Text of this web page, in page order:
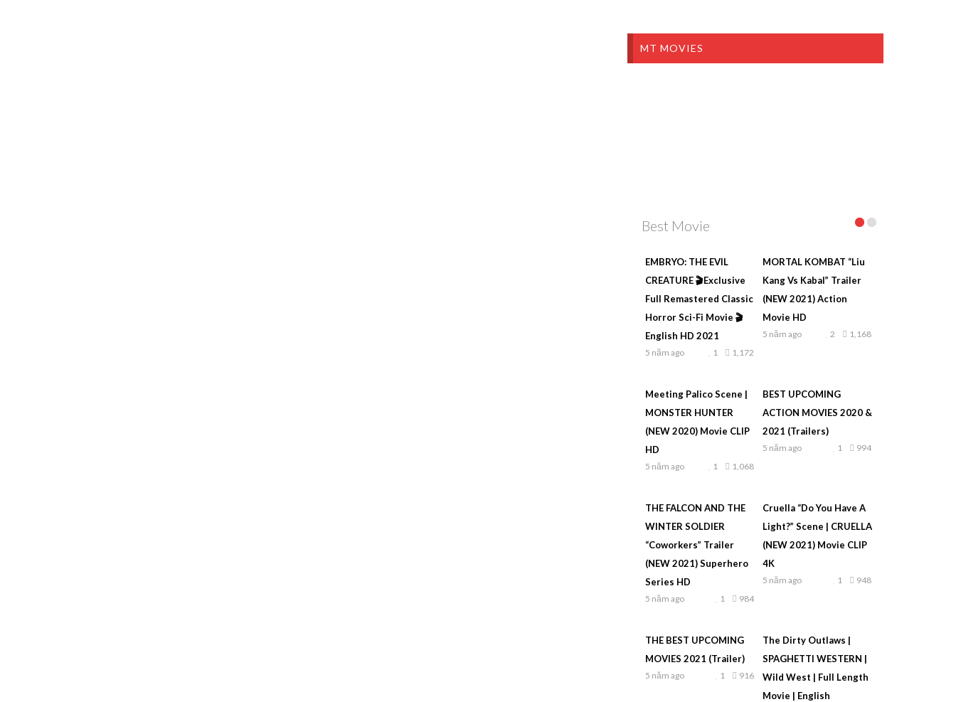
MT MOVIES
Best Movie
EMBRYO: THE EVIL
CREATURE 🎬Exclusive
Full Remastered Classic
Horror Sci-Fi Movie 🎬
English HD 2021
5 năm ago 1,172
1
MORTAL KOMBAT “Liu
Kang Vs Kabal” Trailer
(NEW 2021) Action
Movie HD
5 năm ago 1,168
2
Meeting Palico Scene |
MONSTER HUNTER
(NEW 2020) Movie CLIP
HD
5 năm ago 1,068
1
BEST UPCOMING
ACTION MOVIES 2020 &
2021 (Trailers)
5 năm ago 994
1
THE FALCON AND THE
WINTER SOLDIER
“Coworkers” Trailer
(NEW 2021) Superhero
Series HD
5 năm ago 984
1
Cruella “Do You Have A
Light?” Scene | CRUELLA
(NEW 2021) Movie CLIP
4K
5 năm ago 948
1
THE BEST UPCOMING
MOVIES 2021 (Trailer)
5 năm ago 916
1
The Dirty Outlaws |
SPAGHETTI WESTERN |
Wild West | Full Length
Movie | English